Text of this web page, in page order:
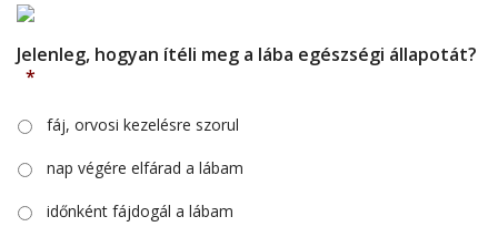
Jelenleg, hogyan ítéli meg a lába egészségi állapotát?
*
fáj, orvosi kezelésre szorul
nap végére elfárad a lábam
időnként fájdogál a lábam